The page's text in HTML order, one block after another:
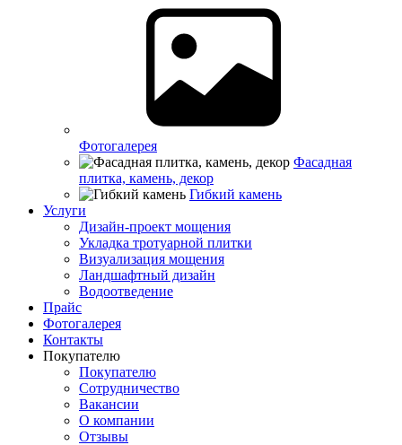
Фотогалерея
Фасадная
плитка, камень, декор
Гибкий камень
Услуги
Дизайн-проект мощения
Укладка тротуарной плитки
Визуализация мощения
Ландшафтный дизайн
Водоотведение
Прайс
Фотогалерея
Контакты
Покупателю
Покупателю
Сотрудничество
Вакансии
О компании
Отзывы